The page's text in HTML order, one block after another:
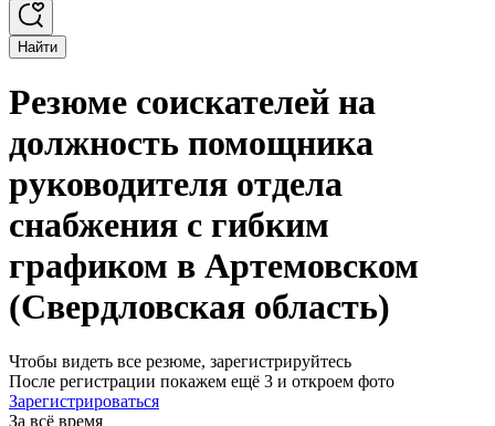
Найти
Резюме соискателей на
должность помощника
руководителя отдела
снабжения с гибким
графиком в Артемовском
(Свердловская область)
Чтобы видеть все резюме, зарегистрируйтесь
После регистрации покажем ещё 3 и откроем фото
Зарегистрироваться
За всё время